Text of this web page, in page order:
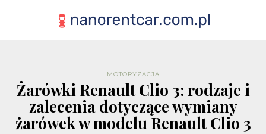
MOTORYZACJA
Żarówki Renault Clio 3: rodzaje i
zalecenia dotyczące wymiany
żarówek w modelu Renault Clio 3